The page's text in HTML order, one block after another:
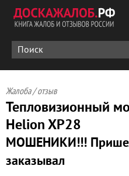
Жалоба / отзыв
Тепловизионный
Helion XP28
МОШЕНИКИ!!! Пришел
заказывал